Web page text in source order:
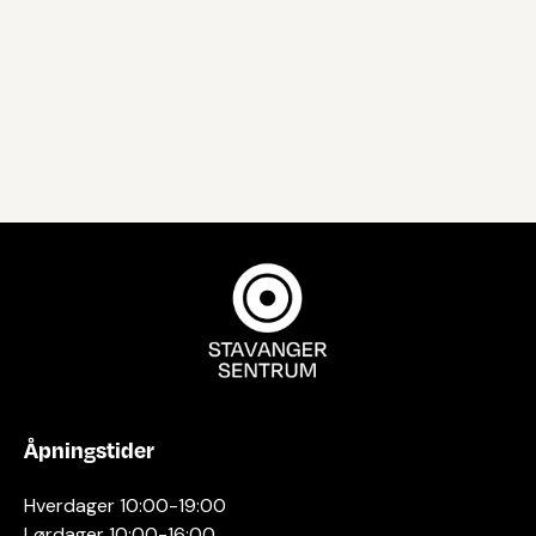
Åpningstider
Hverdager 10:00-19:00